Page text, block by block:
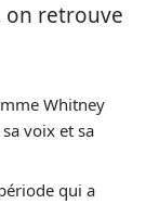
on retrouve
Whitney
voix et sa
qui a